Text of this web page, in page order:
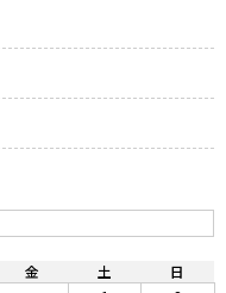
金 土
日